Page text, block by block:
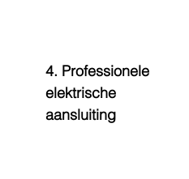
4. Professionele
elektrische
aansluiting